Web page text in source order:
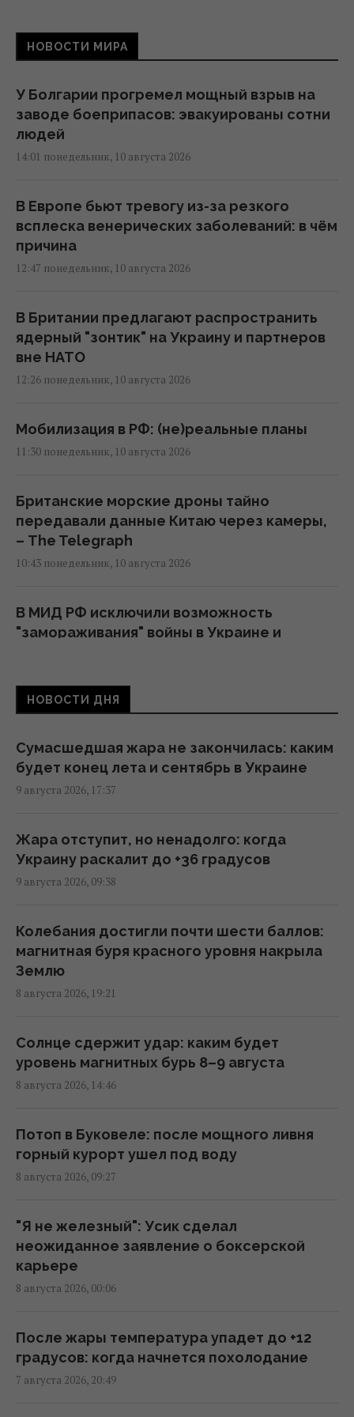
НОВОСТИ МИРА
У Болгарии прогремел мощный взрыв на
заводе боеприпасов: эвакуированы сотни
людей
14:01 понедельник, 10 августа 2026
В Европе бьют тревогу из-за резкого
всплеска венерических заболеваний: в чём
причина
12:47 понедельник, 10 августа 2026
В Британии предлагают распространить
ядерный "зонтик" на Украину и партнеров
вне НАТО
12:26 понедельник, 10 августа 2026
Мобилизация в РФ: (не)реальные планы
11:30 понедельник, 10 августа 2026
Британские морские дроны тайно
передавали данные Китаю через камеры,
– The Telegraph
10:43 понедельник, 10 августа 2026
В МИД РФ исключили возможность
"замораживания" войны в Украине и
только разведданные: The Atlantic назвал
причины
09:26 понедельник, 10 августа 2026
В Перу впервые сообщили о погибших
гражданах, которые воевали на стороне
РФ в Украине
Нападёт ли Путин на НАТО: эксперт
предсказал, во что это ему обойдётся
01:59 понедельник, 10 августа 2026
Турция возобновила транзит судов через
Чёрное море после задержек, –
Bloomberg
Взрыв в московском ресторане: СМИ
получили новые данные о числе погибших
В России заявили о желании пробиться к
Индийскому океану
23:02 воскресенье, 09 августа 2026
Трамп был готов завершить войну против
Ирана без подписания ядерного
соглашения, - WSJ
НОВОСТИ ДНЯ
Сумасшедшая жара не закончилась: каким
будет конец лета и сентябрь в Украине
9 августа 2026, 17:37
Жара отступит, но ненадолго: когда
Украину раскалит до +36 градусов
9 августа 2026, 09:38
Колебания достигли почти шести баллов:
магнитная буря красного уровня накрыла
Землю
8 августа 2026, 19:21
Солнце сдержит удар: каким будет
уровень магнитных бурь 8–9 августа
8 августа 2026, 14:46
Потоп в Буковеле: после мощного ливня
горный курорт ушел под воду
8 августа 2026, 09:27
"Я не железный": Усик сделал
неожиданное заявление о боксерской
карьере
8 августа 2026, 00:06
После жары температура упадет до +12
градусов: когда начнется похолодание
7 августа 2026, 20:49